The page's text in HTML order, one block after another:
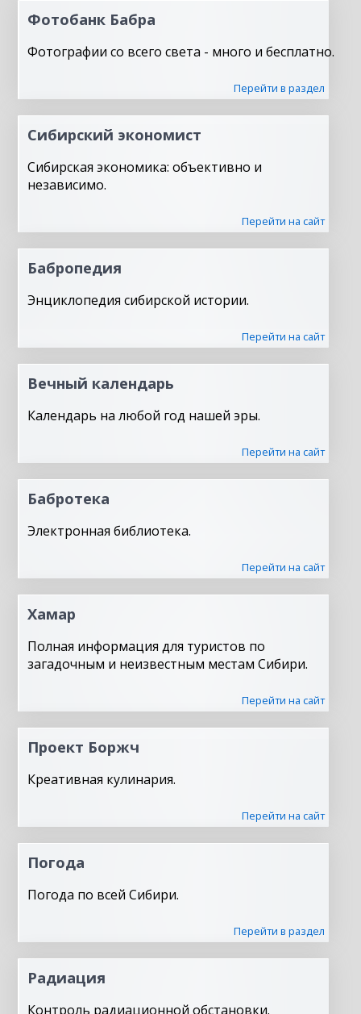
Фотобанк Бабра
Фотографии со всего света - много и бесплатно.
Перейти в раздел
Сибирский экономист
Сибирская экономика: объективно и
независимо.
Перейти на сайт
Бабропедия
Энциклопедия сибирской истории.
Перейти на сайт
Вечный календарь
Календарь на любой год нашей эры.
Перейти на сайт
Бабротека
Электронная библиотека.
Перейти на сайт
Хамар
Полная информация для туристов по
загадочным и неизвестным местам Сибири.
Перейти на сайт
Проект Боржч
Креативная кулинария.
Перейти на сайт
Погода
Погода по всей Сибири.
Перейти в раздел
Радиация
Контроль радиационной обстановки.